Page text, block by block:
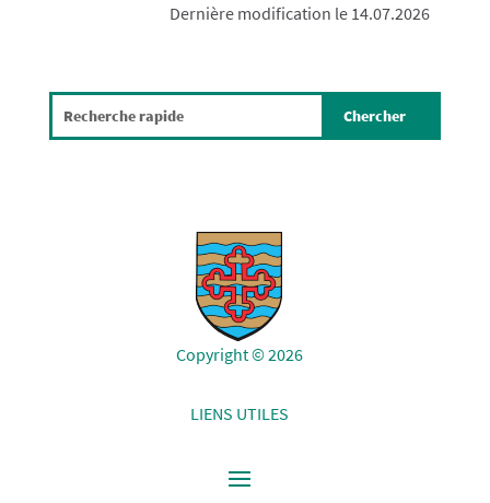
Dernière modification le 14.07.2026
Copyright © 2026
LIENS UTILES